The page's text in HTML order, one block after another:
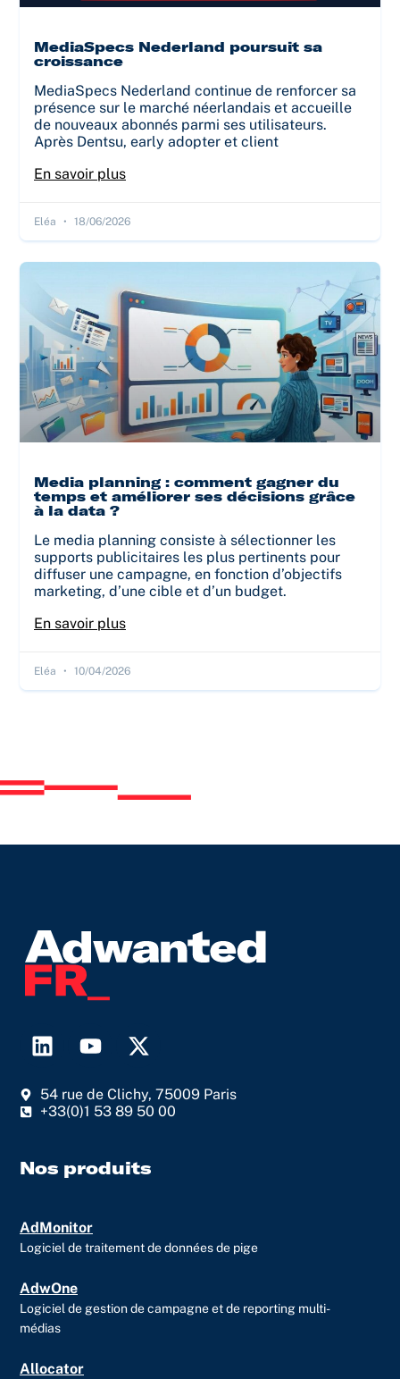
MediaSpecs Nederland poursuit sa
croissance
MediaSpecs Nederland continue de renforcer sa
présence sur le marché néerlandais et accueille
de nouveaux abonnés parmi ses utilisateurs.
Après Dentsu, early adopter et client
En savoir plus
Eléa 18/06/2026
Media planning : comment gagner du
temps et améliorer ses décisions grâce
à la data ?
Le media planning consiste à sélectionner les
supports publicitaires les plus pertinents pour
diffuser une campagne, en fonction d’objectifs
marketing, d’une cible et d’un budget.
En savoir plus
Eléa 10/04/2026
L
i
k
e
i
Y
o
t
u
e
X
-
w
i
t
54 rue de Clichy, 75009 Paris
+33(0)1 53 89 50 00
Nos produits
AdMonitor
Logiciel de traitement de données de pige
AdwOne
Logiciel de gestion de campagne et de reporting multi-
médias
Allocator